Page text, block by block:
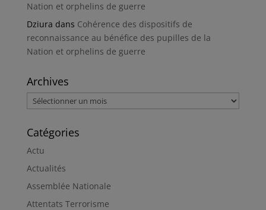
Nation et orphelins de guerre
Dziura dans Cohérence des dispositifs de
reconnaissance au bénéfice des pupilles de la
Nation et orphelins de guerre
Archives
Archives
Catégories
Actu
Actualités
Assemblée Nationale
Attentats Terrorisme